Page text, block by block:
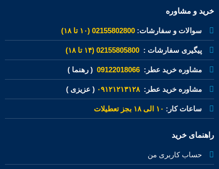
خرید و مشاوره
سوالات و سفارشات: 02155802800 (۱۰ تا ۱۸)
پیگیری سفارشات : 02155805800 (۱۴ تا ۱۸)
مشاوره خرید عطر: 09122018066 ( رهنما )
مشاوره خرید عطر: ۰۹۱۲۱۲۱۳۱۲۸ ( عزیزی )
ساعات کار: ۱۰ الی ۱۸ بجز تعطیلات
راهنمای خرید
حساب کاربری من